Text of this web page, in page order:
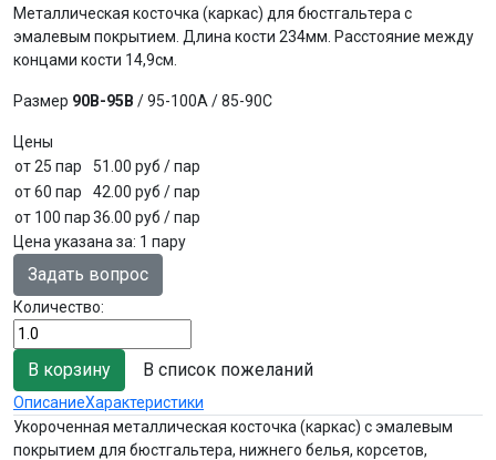
Металлическая косточка (каркас) для бюстгальтера с
эмалевым покрытием. Длина кости 234мм. Расстояние между
концами кости 14,9см.
Размер 90В-95B / 95-100A / 85-90C
Цены
от 25 пар
51.00 руб / пар
от 60 пар
42.00 руб / пар
от 100 пар36.00 руб / пар
Цена указана за: 1 пару
Задать вопрос
Количество:
В список пожеланий
ОписаниеХарактеристики
Укороченная металлическая косточка (каркас) с эмалевым
покрытием для бюстгальтера, нижнего белья, корсетов,